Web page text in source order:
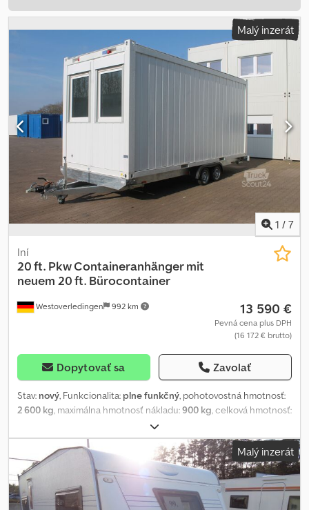
Malý inzerát
1 / 7
Westoverledingen 992 km
Iní
20 ft. Pkw Containeranhänger mit
neuem 20 ft. Bürocontainer
13 590 €
Pevná cena plus DPH
(16 172 € brutto)
Dopytovať sa Zavolať
Stav: nový, Funkcionalita: plne funkčný, pohotovostná hmotnosť:
2 600 kg , maximálna hmotnosť nákladu:900 kg , celková hmotnosť:
2 nápravy
strieborný, Príves na osobné automobily s Twist Lock uzávermi
pre 20 ft. kontajnery. LED osvetlenie, kolesá 155 R12C 5x112, dvojitá
náprava, povolená celková hmotnosť 3500 kg, pohotovostná
hmotnosť cca 650–700 kg, žiarovo zinkovaný, 4 ks ručných
opierok, držiak na ŠPZ. Vrátane dokumentácie pre registráciu,
Malý inzerát